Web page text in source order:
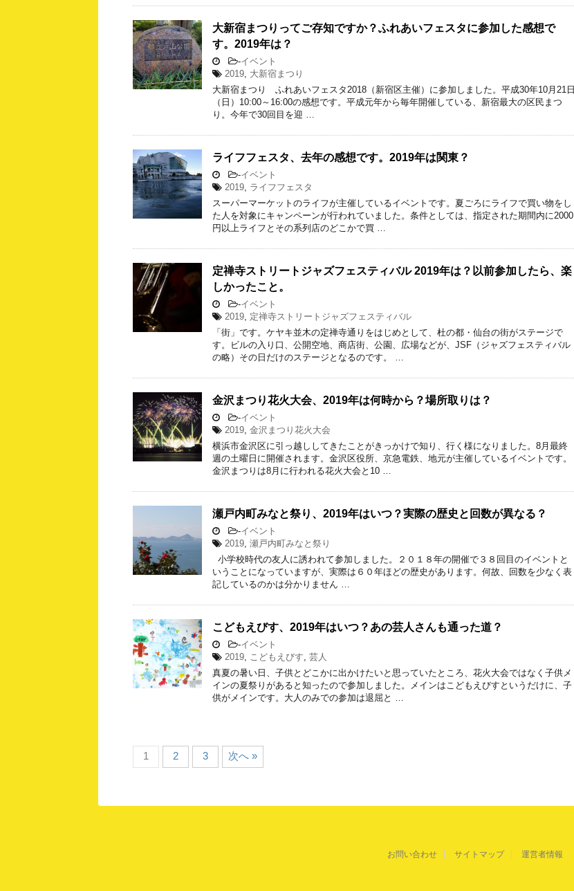
大新宿まつりってご存知ですか？ふれあいフェスタに参加した感想で
す。2019年は？
-イベント
2019, 大新宿まつり
大新宿まつり ふれあいフェスタ2018（新宿区主催）に参加しました。平成30年10月21日
（日）10:00～16:00の感想です。平成元年から毎年開催している、新宿最大の区民まつ
り。今年で30回目を迎 …
ライフフェスタ、去年の感想です。2019年は関東？
-イベント
2019, ライフフェスタ
スーパーマーケットのライフが主催しているイベントです。夏ごろにライフで買い物をし
た人を対象にキャンペーンが行われていました。条件としては、指定された期間内に2000
円以上ライフとその系列店のどこかで買 …
定禅寺ストリートジャズフェスティバル 2019年は？以前参加したら、楽
しかったこと。
-イベント
2019, 定禅寺ストリートジャズフェスティバル
「街」です。ケヤキ並木の定禅寺通りをはじめとして、杜の都・仙台の街がステージで
す。ビルの入り口、公開空地、商店街、公園、広場などが、JSF（ジャズフェスティバル
の略）その日だけのステージとなるのです。 …
金沢まつり花火大会、2019年は何時から？場所取りは？
-イベント
2019, 金沢まつり花火大会
横浜市金沢区に引っ越ししてきたことがきっかけで知り、行く様になりました。8月最終
週の土曜日に開催されます。金沢区役所、京急電鉄、地元が主催しているイベントです。
金沢まつりは8月に行われる花火大会と10 …
瀬戸内町みなと祭り、2019年はいつ？実際の歴史と回数が異なる？
-イベント
2019, 瀬戸内町みなと祭り
小学校時代の友人に誘われて参加しました。２０１８年の開催で３８回目のイベントと
いうことになっていますが、実際は６０年ほどの歴史があります。何故、回数を少なく表
記しているのかは分かりません …
こどもえびす、2019年はいつ？あの芸人さんも通った道？
-イベント
2019, こどもえびす, 芸人
真夏の暑い日、子供とどこかに出かけたいと思っていたところ、花火大会ではなく子供メ
インの夏祭りがあると知ったので参加しました。メインはこどもえびすというだけに、子
供がメインです。大人のみでの参加は退屈と …
1 2 3 次へ »
お問い合わせ サイトマップ 運営者情報